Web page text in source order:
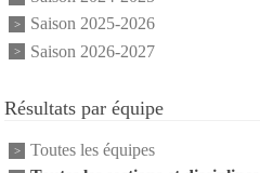
Saison 2025-2026
Saison 2026-2027
Résultats par équipe
Toutes les équipes